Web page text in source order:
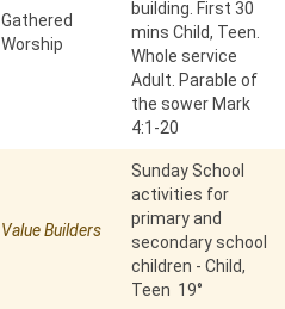
Gathered
Worship
building. First 30
mins Child, Teen.
Whole service
Adult. Parable of
the sower Mark
4:1-20
Value Builders
Sunday School
activities for
primary and
secondary school
children - Child,
Teen 19°